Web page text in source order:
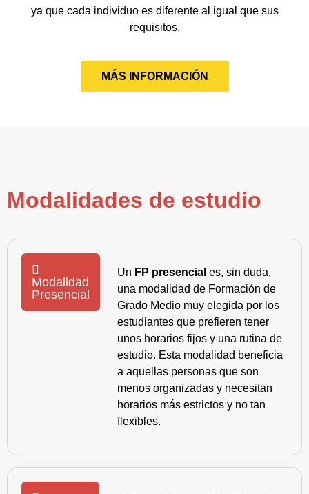
ya que cada individuo es diferente al igual que sus
requisitos.
MÁS INFORMACIÓN
Modalidades de estudio
Modalidad
Presencial
Un FP presencial es, sin duda,
una modalidad de Formación de
Grado Medio muy elegida por los
estudiantes que prefieren tener
unos horarios fijos y una rutina de
estudio. Esta modalidad beneficia
a aquellas personas que son
menos organizadas y necesitan
horarios más estrictos y no tan
flexibles.